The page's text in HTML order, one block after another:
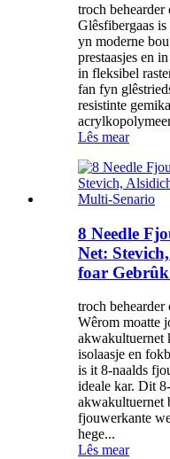
troch
Glêsfibergaas
yn moderne
prestaasjes en
in fleksibel
fan fyn
resistinte
Lês mear
8 Needle
Net:
foar
troch
Wêrom moatte
akwakultuernet
isolaasje en
is it 8-naalds
ideale kar. Dit
akwakultuernet
fjouwerkante
hege...
Lês mear